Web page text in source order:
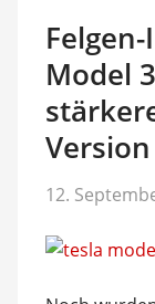
Model
12.